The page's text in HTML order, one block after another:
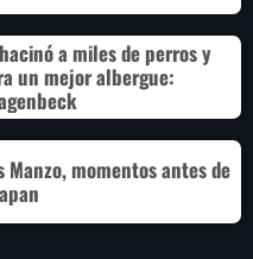
a miles de perros y
un mejor albergue:
Manzo, momentos antes de